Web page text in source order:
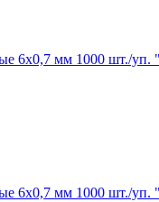
6x0,7 мм 1000 шт./уп.
6x0,7 мм 1000